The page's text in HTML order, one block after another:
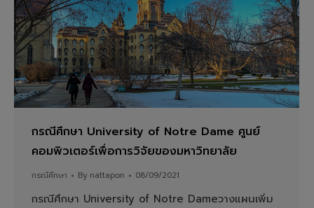
กรณีศึกษา University of Notre Dame ศูนย์
คอมพิวเตอร์เพื่อการวิจัยของมหาวิทยาลัย
กรณีศึกษา By nattapon 08/09/2021
กรณีศึกษา University of Notre Dameวางแผนเพิ่ม